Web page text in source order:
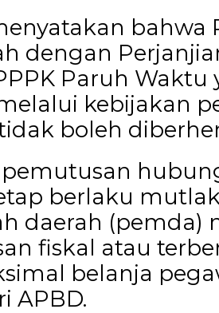
bahwa
dengan
Paruh Waktu
kebijakan
boleh
berlaku
daerah (pemda)
fiskal atau
belanja
APBD.